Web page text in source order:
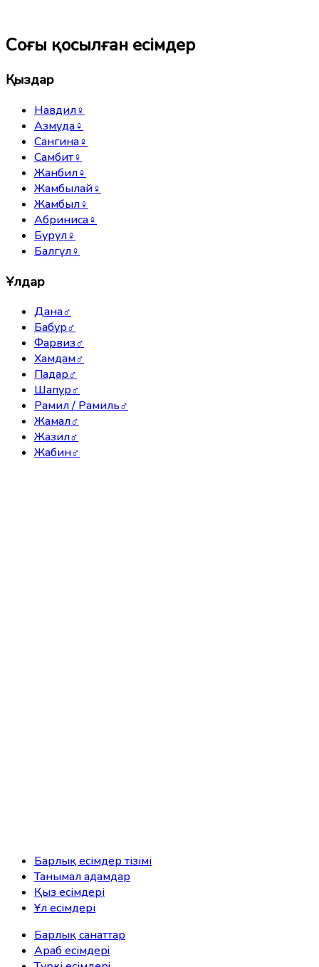
Соңғы қосылған есімдер
Қыздар
Навдил♀
Азмуда♀
Сангина♀
Самбит♀
Жанбил♀
Жамбылай♀
Жамбыл♀
Абриниса♀
Бурул♀
Балгүл♀
Ұлдар
Дана♂
Бабур♂
Фарвиз♂
Хамдам♂
Падар♂
Шапур♂
Рамил / Рамиль♂
Жамал♂
Жазил♂
Жабин♂
Барлық есімдер тізімі
Танымал адамдар
Қыз есімдері
Ұл есімдері
Барлық санаттар
Араб есімдерi